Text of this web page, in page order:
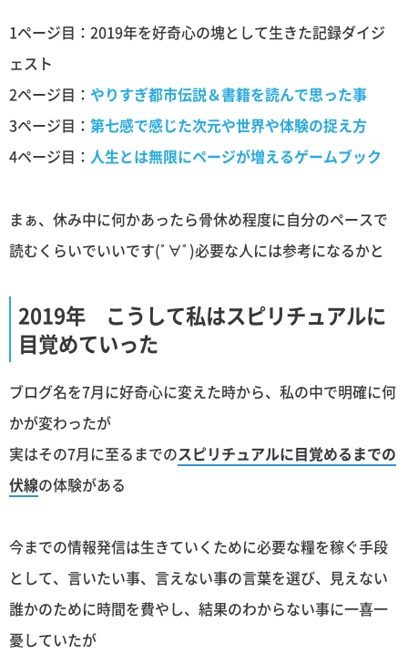
1ページ目：2019年を好奇心の塊として生きた記録ダイジ
ェスト
2ページ目： やりすぎ都市伝説＆書籍を読んで思った事
3ページ目： 第七感で感じた次元や世界や体験の捉え方
4ページ目： 人生とは無限にページが増えるゲームブック
まぁ、休み中に何かあったら骨休め程度に自分のペースで
読むくらいでいいです(ﾟ∀ﾟ)必要な人には参考になるかと
2019年 こうして私はスピリチュアルに
目覚めていった
ブログ名を7月に好奇心に変えた時から、私の中で明確に何
かが変わったが
実はその7月に至るまでのスピリチュアルに目覚めるまでの
伏線の体験がある
今までの情報発信は生きていくために必要な糧を稼ぐ手段
として、言いたい事、言えない事の言葉を選び、見えない
誰かのために時間を費やし、結果のわからない事に一喜一
憂していたが